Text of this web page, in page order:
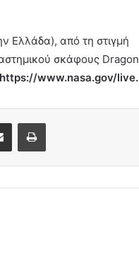
Ελλάδα), από τη στιγμή
σκάφους Dragon
https://www.nasa.gov/live.
Share via Email Print